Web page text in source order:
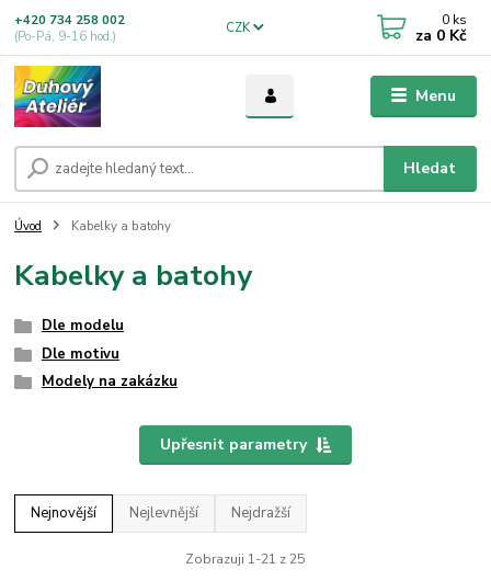
Menu
CZK
Hledat
+420 734 258 002
(Po-Pá, 9-16 hod.)
0 ks
za 0 Kč
Úvod Kabelky a batohy
Kabelky a batohy
Dle modelu
Dle motivu
Modely na zakázku
Upřesnit parametry
Nejnovější Nejlevnější Nejdražší
Zobrazuji 1-21 z 25